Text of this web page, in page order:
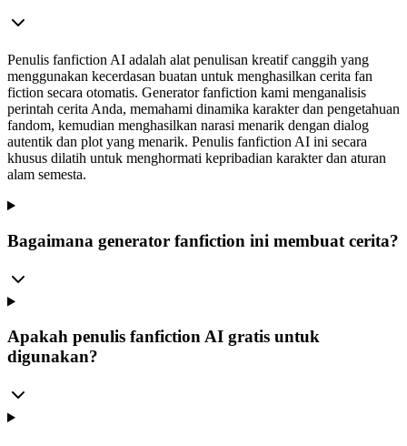
Penulis fanfiction AI adalah alat penulisan kreatif canggih yang
menggunakan kecerdasan buatan untuk menghasilkan cerita fan
fiction secara otomatis. Generator fanfiction kami menganalisis
perintah cerita Anda, memahami dinamika karakter dan pengetahuan
fandom, kemudian menghasilkan narasi menarik dengan dialog
autentik dan plot yang menarik. Penulis fanfiction AI ini secara
khusus dilatih untuk menghormati kepribadian karakter dan aturan
alam semesta.
Bagaimana generator fanfiction ini membuat cerita?
Apakah penulis fanfiction AI gratis untuk
digunakan?